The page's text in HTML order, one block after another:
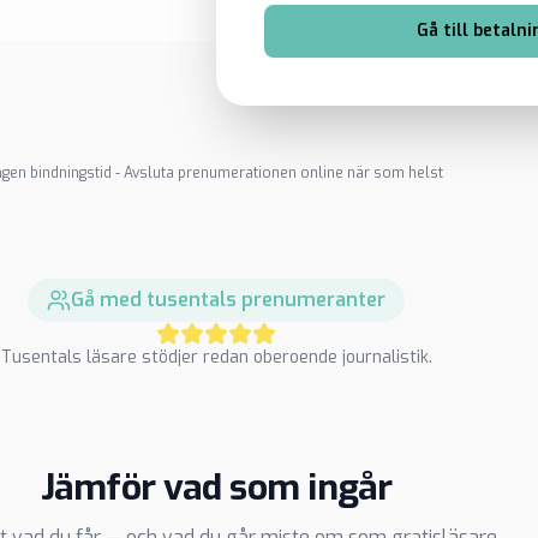
Gå till
bindningstid - Avsluta prenumerationen online när som helst
Gå med tusentals prenumeranter
Tusentals läsare stödjer redan oberoende journalistik.
Jämför vad som ingår